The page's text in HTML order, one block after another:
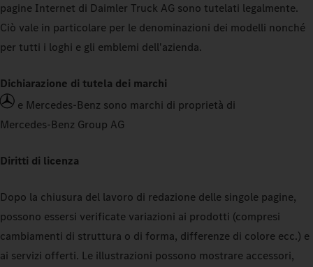
pagine Internet di Daimler Truck AG sono tutelati legalmente.
Ciò vale in particolare per le denominazioni dei modelli nonché
per tutti i loghi e gli emblemi dell'azienda.
Dichiarazione di tutela dei marchi
e Mercedes‑Benz sono marchi di proprietà di
Mercedes‑Benz Group AG
Diritti di licenza
Dopo la chiusura del lavoro di redazione delle singole pagine,
possono essersi verificate variazioni ai prodotti (compresi
cambiamenti di struttura o di forma, differenze di colore ecc.) e
ai servizi offerti. Le illustrazioni possono mostrare accessori,